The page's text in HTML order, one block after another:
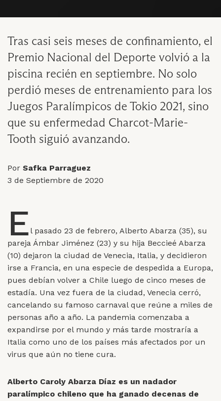
Tras casi seis meses de confinamiento, el
Premio Nacional del Deporte volvió a la
piscina recién en septiembre. No solo
perdió meses de entrenamiento para los
Juegos Paralímpicos de Tokio 2021, sino
que su enfermedad Charcot-Marie-
Tooth siguió avanzando.
Por Safka Parraguez
3 de Septiembre de 2020
E l pasado 23 de febrero, Alberto Abarza (35), su
pareja Ámbar Jiménez (23) y su hija Beccieé Abarza
(10) dejaron la ciudad de Venecia, Italia, y decidieron
irse a Francia, en una especie de despedida a Europa,
pues debían volver a Chile luego de cinco meses de
estadía. Una vez fuera de la ciudad, Venecia cerró,
cancelando su famoso carnaval que reúne a miles de
personas año a año. La pandemia comenzaba a
expandirse por el mundo y más tarde mostraría a
Italia como uno de los países más afectados por un
virus que aún no tiene cura.
Alberto Caroly Abarza Díaz es un nadador
paralímpico chileno que ha ganado decenas de